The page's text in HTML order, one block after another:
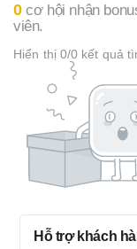
0cơ hội nhận
viên.
Hiển thị 0/0 kết quả
Hỗ trợ khách